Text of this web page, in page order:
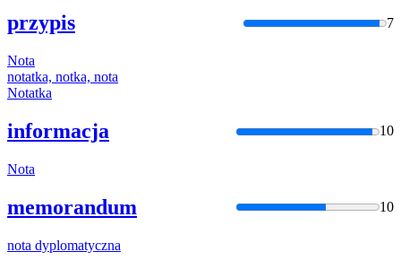
przypis 7
Nota
notatka, notka, nota
Notatka
informacja 10
Nota
memorandum 10
nota dyplomatyczna